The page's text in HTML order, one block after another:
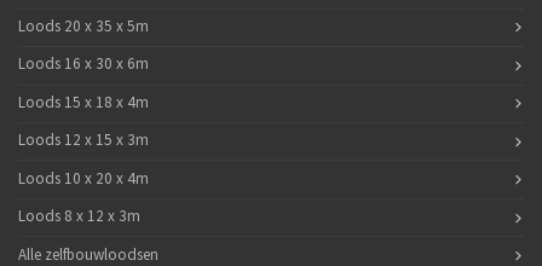
Loods 20 x 35 x 5m
Loods 16 x 30 x 6m
Loods 15 x 18 x 4m
Loods 12 x 15 x 3m
Loods 10 x 20 x 4m
Loods 8 x 12 x 3m
Alle zelfbouwloodsen